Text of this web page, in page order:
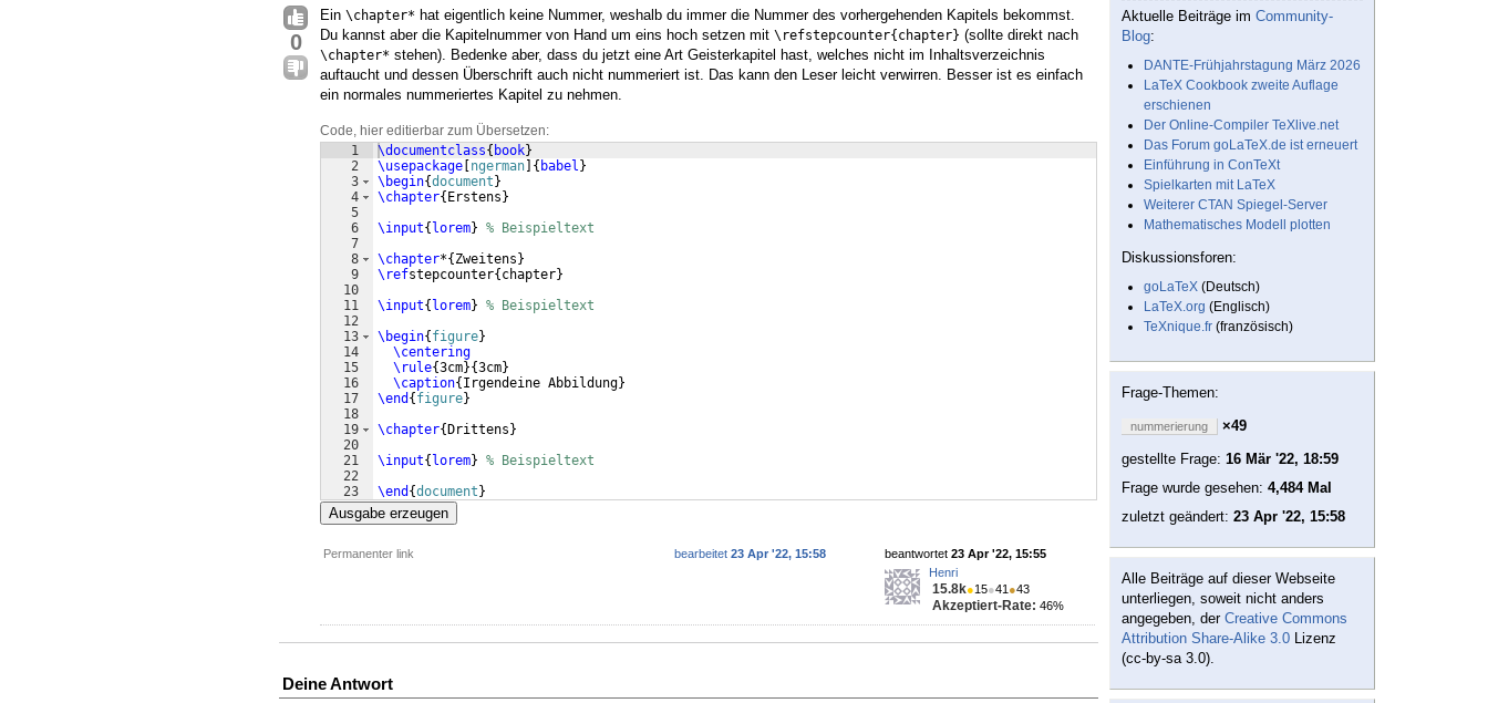
0
Ein \chapter* hat eigentlich keine Nummer, weshalb du immer die Nummer des vorhergehenden Kapitels bekommst.
Du kannst aber die Kapitelnummer von Hand um eins hoch setzen mit \refstepcounter{chapter} (sollte direkt nach
\chapter* stehen). Bedenke aber, dass du jetzt eine Art Geisterkapitel hast, welches nicht im Inhaltsverzeichnis
auftaucht und dessen Überschrift auch nicht nummeriert ist. Das kann den Leser leicht verwirren. Besser ist es einfach
ein normales nummeriertes Kapitel zu nehmen.
Code, hier editierbar zum Übersetzen:
1
2
3
4
5
6
7
8
9
10
11
12
13
14
15
16
17
18
19
20
21
22
23
\documentclass{ book}
\usepackage ngerman { babel }
\begin{document }
\chapter{ Erstens }
\input{ lorem} % Beispieltext
\chapter*{ Zweitens }
\refstepcounter{ chapter}
\input{ lorem} % Beispieltext
\begin{ figure}
\centering
\rule{3cm}{3cm}
\caption{ Irgendeine Abbildung}
\end { figure}
\chapter{ Drittens }
\input{ lorem} % Beispieltext
\end {document }
Ausgabe erzeugen
Permanenter link beantwortet 23 Apr '22, 15:55
Henri
15.8k●15●41 ●43
Akzeptiert-Rate: 46%
bearbeitet 23 Apr '22, 15:58
Deine Antwort
Aktuelle Beiträge im Community-
Blog:
DANTE-Frühjahrstagung März 2026
LaTeX Cookbook zweite Auflage
erschienen
Der Online-Compiler TeXlive.net
Das Forum goLaTeX.de ist erneuert
Einführung in ConTeXt
Spielkarten mit LaTeX
Weiterer CTAN Spiegel-Server
Mathematisches Modell plotten
Diskussionsforen:
goLaTeX (Deutsch)
LaTeX.org (Englisch)
TeXnique.fr (französisch)
Frage-Themen:
nummerierung
×49
gestellte Frage: 16 Mär '22, 18:59
Frage wurde gesehen: 4,484 Mal
zuletzt geändert: 23 Apr '22, 15:58
Alle Beiträge auf dieser Webseite
unterliegen, soweit nicht anders
angegeben, der Creative Commons
Attribution Share-Alike 3.0 Lizenz
(cc-by-sa 3.0).